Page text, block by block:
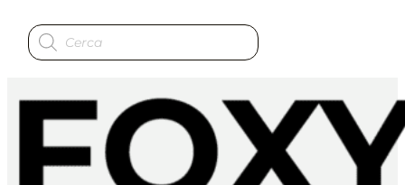
Ricerca
prodotti